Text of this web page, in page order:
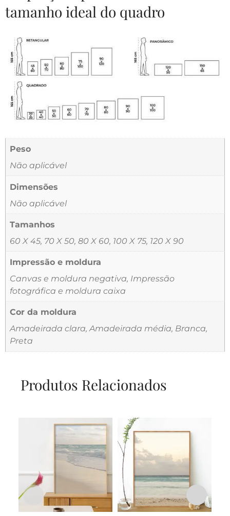
tamanho ideal do quadro
Peso
Não aplicável
Dimensões
Não aplicável
Tamanhos
60 X 45, 70 X 50, 80 X 60, 100 X 75, 120 X 90
Impressão e moldura
Canvas e moldura negativa, Impressão
fotográfica e moldura caixa
Cor da moldura
Amadeirada clara, Amadeirada média, Branca,
Preta
Produtos Relacionados